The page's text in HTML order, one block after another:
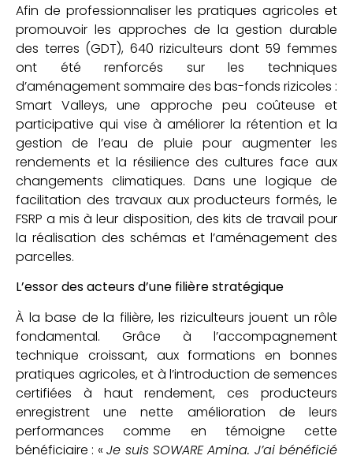
Afin de professionnaliser les pratiques agricoles et
promouvoir les approches de la gestion durable
des terres (GDT), 640 riziculteurs dont 59 femmes
ont été renforcés sur les techniques
d’aménagement sommaire des bas-fonds rizicoles :
Smart Valleys, une approche peu coûteuse et
participative qui vise à améliorer la rétention et la
gestion de l’eau de pluie pour augmenter les
rendements et la résilience des cultures face aux
changements climatiques. Dans une logique de
facilitation des travaux aux producteurs formés, le
FSRP a mis à leur disposition, des kits de travail pour
la réalisation des schémas et l’aménagement des
parcelles.
L’essor des acteurs d’une filière stratégique
À la base de la filière, les riziculteurs jouent un rôle
fondamental. Grâce à l’accompagnement
technique croissant, aux formations en bonnes
pratiques agricoles, et à l’introduction de semences
certifiées à haut rendement, ces producteurs
enregistrent une nette amélioration de leurs
performances comme en témoigne cette
bénéficiaire : «Je suis SOWARE Amina. J’ai bénéficié